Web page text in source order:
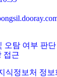
오탐 여부 판
접근
식정보처 정보